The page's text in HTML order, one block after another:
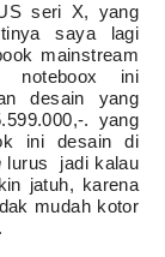
seri X, yang
saya lagi
mainstream
noteboox ini
desain yang
. yang
ini desain di
lurus jadi kalau
jatuh, karena
mudah kotor